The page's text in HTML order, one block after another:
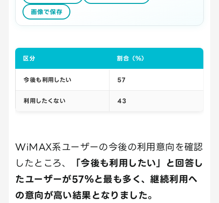
画像で保存
区分 割合（％）
今後も利用したい 57
利用したくない 43
WiMAX系ユーザーの今後の利用意向を確認
したところ、
「今後も利用したい」と回答し
たユーザーが57％と最も多く、継続利用へ
の意向が高い結果となりました。